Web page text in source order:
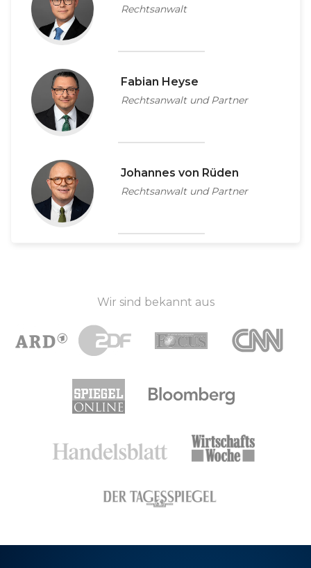
Rechtsanwalt
Fabian Heyse
Rechtsanwalt und Partner
Johannes von Rüden
Rechtsanwalt und Partner
Wir sind bekannt aus